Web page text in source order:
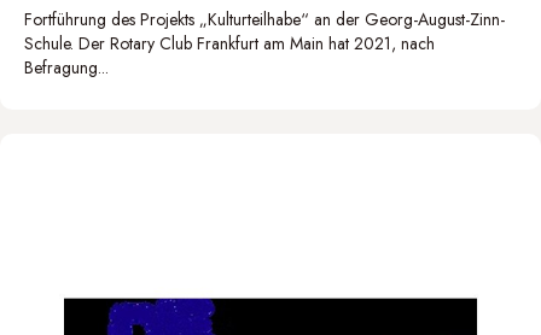
Fortführung des Projekts „Kulturteilhabe“ an der Georg-August-Zinn-
Schule. Der Rotary Club Frankfurt am Main hat 2021, nach
Befragung...